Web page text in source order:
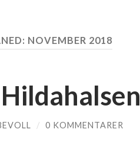
NOVEMBER 2018
/ 0 KOMMENTARER